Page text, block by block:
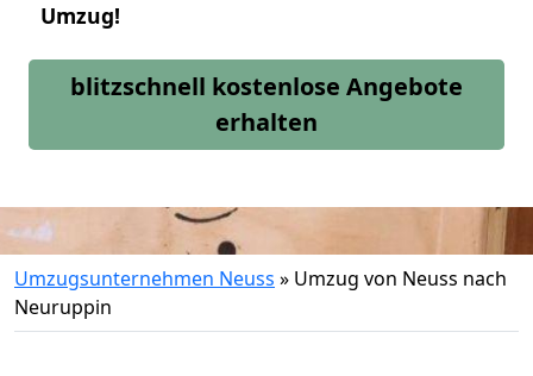
Umzug!
blitzschnell kostenlose Angebote
erhalten
Umzugsunternehmen Neuss » Umzug von Neuss nach
Neuruppin